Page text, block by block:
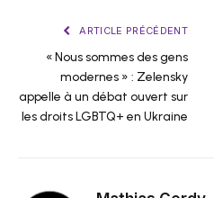
ARTICLE PRÉCÉDENT
« Nous sommes des gens
modernes » : Zelensky
appelle à un débat ouvert sur
les droits LGBTQ+ en Ukraine